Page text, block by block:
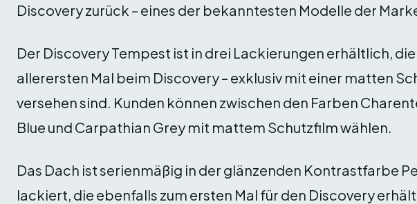
Discovery zurück – eines der bekanntesten Modelle der
Der Discovery Tempest ist in drei Lackierungen erhältlich, die
allerersten Mal beim Discovery – exklusiv mit einer matten
versehen sind. Kunden können zwischen den Farben
Blue und Carpathian Grey mit mattem Schutzfilm wählen.
Das Dach ist serienmäßig in der glänzenden Kontrastfarbe
lackiert, die ebenfalls zum ersten Mal für den Discovery